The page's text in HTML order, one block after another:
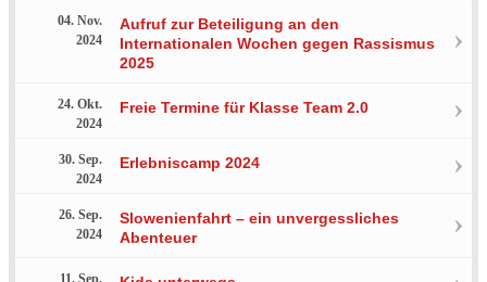
04. Nov.
2024
Aufruf zur Beteiligung an den
Internationalen Wochen gegen Rassismus
2025
24. Okt.
2024
Freie Termine für Klasse Team 2.0
30. Sep.
2024
Erlebniscamp 2024
26. Sep.
2024
Slowenienfahrt – ein unvergessliches
Abenteuer
11. Sep.